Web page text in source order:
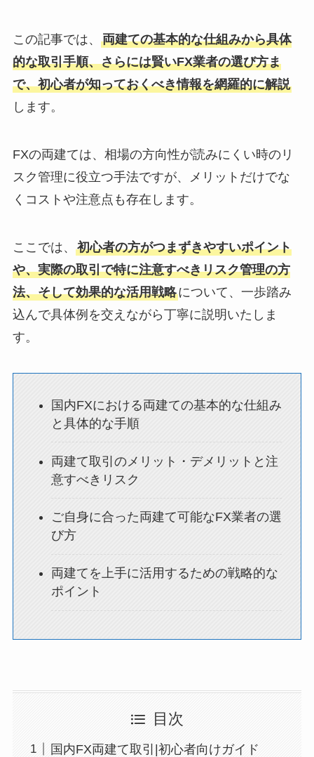
この記事では、 両建ての基本的な仕組みから具体
的な取引手順、さらには賢いFX業者の選び方ま
で、初心者が知っておくべき情報を網羅的に解説
します。
FXの両建ては、相場の方向性が読みにくい時のリ
スク管理に役立つ手法ですが、メリットだけでな
くコストや注意点も存在します。
ここでは、 初心者の方がつまずきやすいポイント
や、実際の取引で特に注意すべきリスク管理の方
法、そして効果的な活用戦略について、一歩踏み
込んで具体例を交えながら丁寧に説明いたしま
す。
国内FXにおける両建ての基本的な仕組み
と具体的な手順
両建て取引のメリット・デメリットと注
意すべきリスク
ご自身に合った両建て可能なFX業者の選
び方
両建てを上手に活用するための戦略的な
ポイント
目次
国内FX両建て取引|初心者向けガイド